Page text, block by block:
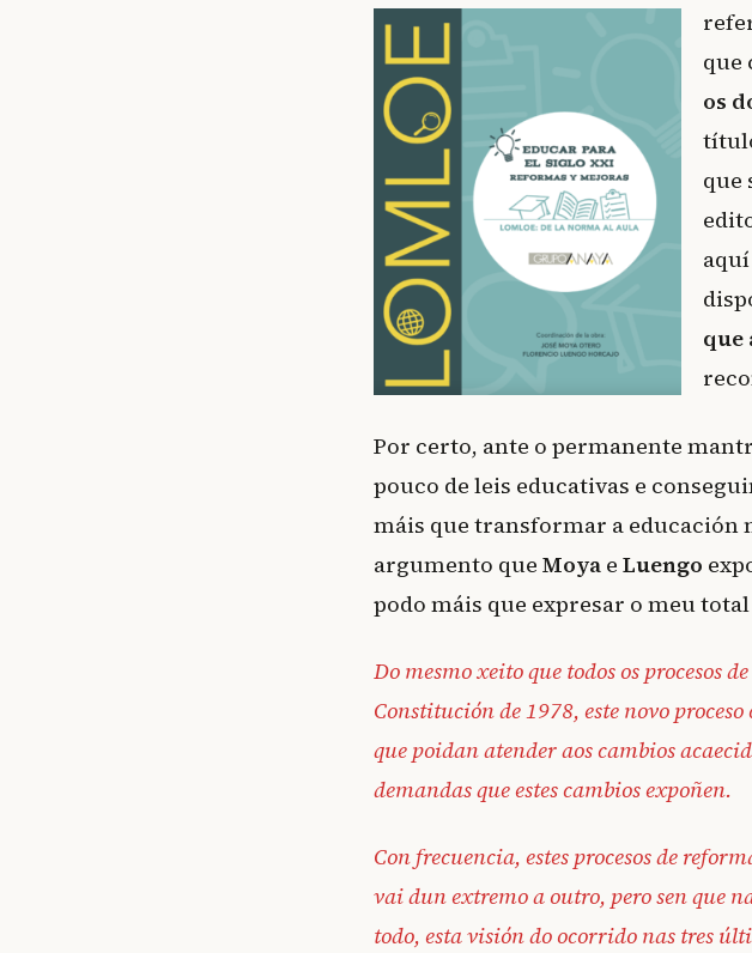
que
os
que
que
Por certo, ante o permanente
pouco de leis educativas e
máis que transformar a
argumento que Moya e Luengo
podo máis que expresar o meu
Do mesmo xeito que todos os procesos
Constitución de 1978, este novo
que poidan atender aos cambios
demandas que estes cambios expoñen.
Con frecuencia, estes procesos de
vai dun extremo a outro, pero sen que
todo, esta visión do ocorrido nas tres